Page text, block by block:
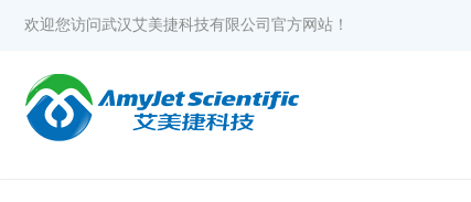
欢迎您访问武汉艾美捷科技有限公司官方网站！